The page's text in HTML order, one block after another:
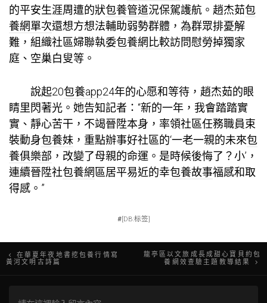
的平安生涯周遭的狀包養管道況保駕護航。趙杰茹包
養網單次還想方想法輔助弱勢群體，為群眾排憂解
難，組織社區婦聯執委包養網比較訪問慰勞掉獨家
庭、空巢白叟等。
說起20包養app24年的心愿和等待，趙杰茹的眼
睛里閃著光。她告知記者：“新的一年，我會踏踏實
實、靜心苦干，不竭晉陞本身，率領社區任務職員束
裝動身包養妹 ，重點辦事好社區的‘一老一親的未來包
養俱樂部 ，改變了母親的命運。是時候後悔了？小’，
連續晉陞社包養網區居平易近的幸包養故事福感和取
得感。”
#[DB:标签]
文在華夏年夜地書挖包養行情寫
黃河文明古詩篇
龍亭區以文旅成長成甜心寶貝約包
養網效查驗主題教導結果